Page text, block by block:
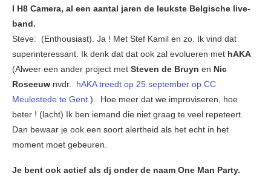
I H8 Camera, al een aantal jaren de leukste Belgische live-
band.
Steve: (Enthousiast). Ja ! Met Stef Kamil en zo. Ik vind dat
superinteressant. Ik denk dat dat ook zal evolueren met hAKA
(Alweer een ander project met Steven de Bruyn en Nic
Roseeuw nvdr.
hAKA treedt op 25 september op CC
Meulestede te Gent.). Hoe meer dat we improviseren, hoe
beter ! (lacht) Ik ben iemand die niet graag te veel repeteert.
Dan bewaar je ook een soort alertheid als het echt in het
moment moet gebeuren.
Je bent ook actief als dj onder de naam One Man Party.